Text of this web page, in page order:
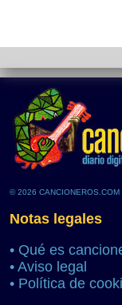
© 2026 CANCIONEROS.COM
Notas legales
• Qué es
• Aviso legal
• Política de